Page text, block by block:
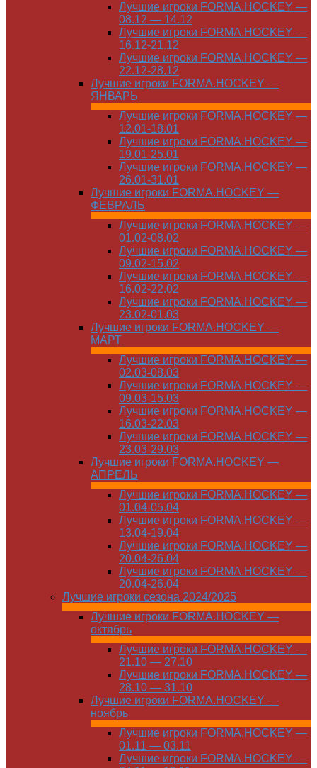
Лучшие игроки FORMA.HOCKEY —
08.12 — 14.12
Лучшие игроки FORMA.HOCKEY —
16.12-21.12
Лучшие игроки FORMA.HOCKEY —
22.12-28.12
Лучшие игроки FORMA.HOCKEY —
ЯНВАРЬ
Лучшие игроки FORMA.HOCKEY —
12.01-18.01
Лучшие игроки FORMA.HOCKEY —
19.01-25.01
Лучшие игроки FORMA.HOCKEY —
26.01-31.01
Лучшие игроки FORMA.HOCKEY —
ФЕВРАЛЬ
Лучшие игроки FORMA.HOCKEY —
01.02-08.02
Лучшие игроки FORMA.HOCKEY —
09.02-15.02
Лучшие игроки FORMA.HOCKEY —
16.02-22.02
Лучшие игроки FORMA.HOCKEY —
23.02-01.03
Лучшие игроки FORMA.HOCKEY —
МАРТ
Лучшие игроки FORMA.HOCKEY —
02.03-08.03
Лучшие игроки FORMA.HOCKEY —
09.03-15.03
Лучшие игроки FORMA.HOCKEY —
16.03-22.03
Лучшие игроки FORMA.HOCKEY —
23.03-29.03
Лучшие игроки FORMA.HOCKEY —
АПРЕЛЬ
Лучшие игроки FORMA.HOCKEY —
01.04-05.04
Лучшие игроки FORMA.HOCKEY —
13.04-19.04
Лучшие игроки FORMA.HOCKEY —
20.04-26.04
Лучшие игроки FORMA.HOCKEY —
20.04-26.04
Лучшие игроки сезона 2024/2025
Лучшие игроки FORMA.HOCKEY —
октябрь
Лучшие игроки FORMA.HOCKEY —
21.10 — 27.10
Лучшие игроки FORMA.HOCKEY —
28.10 — 31.10
Лучшие игроки FORMA.HOCKEY —
ноябрь
Лучшие игроки FORMA.HOCKEY —
01.11 — 03.11
Лучшие игроки FORMA.HOCKEY —